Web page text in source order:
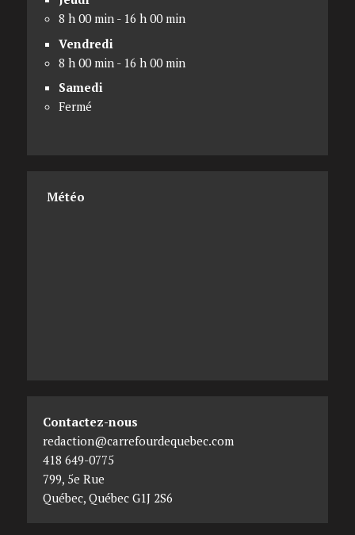
8 h 00 min - 16 h 00 min
Vendredi
8 h 00 min - 16 h 00 min
Samedi
Fermé
Météo
Contactez-nous
redaction@carrefourdequebec.com
418 649-0775
799, 5e Rue
Québec, Québec G1J 2S6